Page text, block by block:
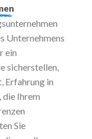
Unternehmens
ein
sicherstellen,
Erfahrung in
die Ihrem
Sie